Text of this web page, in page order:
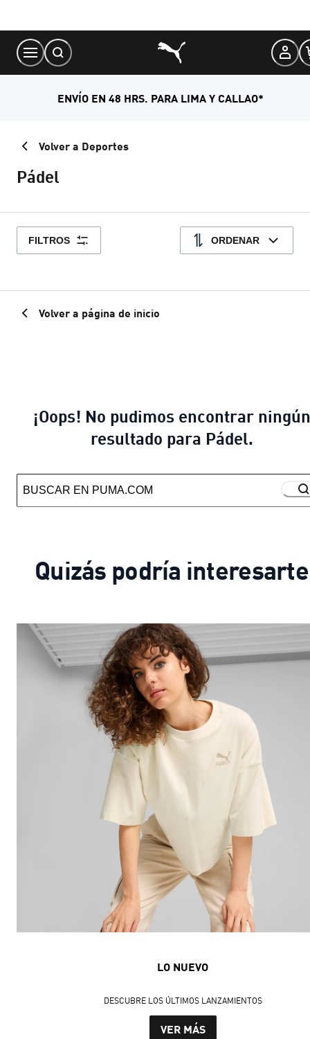
Content
ENVÍO EN 48 HRS. PARA LIMA Y CALLAO*
Volver a Deportes
Pádel
FILTROS ORDENAR
Volver a página de inicio
¡Oops! No pudimos encontrar ningún
resultado para Pádel.
Quizás podría interesarte
LO NUEVO
DESCUBRE LOS ÚLTIMOS LANZAMIENTOS
VER MÁS